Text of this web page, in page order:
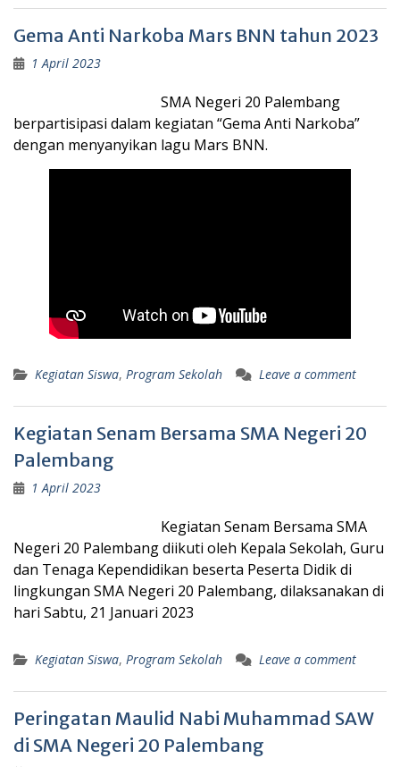
Gema Anti Narkoba Mars BNN tahun 2023
1 April 2023
SMA Negeri 20 Palembang
berpartisipasi dalam kegiatan “Gema Anti Narkoba”
dengan menyanyikan lagu Mars BNN.
Kegiatan Siswa, Program Sekolah Leave a comment
Kegiatan Senam Bersama SMA Negeri 20
Palembang
1 April 2023
Kegiatan Senam Bersama SMA
Negeri 20 Palembang diikuti oleh Kepala Sekolah, Guru
dan Tenaga Kependidikan beserta Peserta Didik di
lingkungan SMA Negeri 20 Palembang, dilaksanakan di
hari Sabtu, 21 Januari 2023
Kegiatan Siswa, Program Sekolah Leave a comment
Peringatan Maulid Nabi Muhammad SAW
di SMA Negeri 20 Palembang